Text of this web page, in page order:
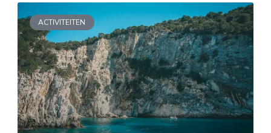
ACTIVITEITEN